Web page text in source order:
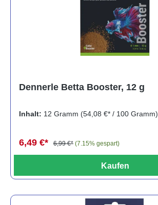
Dennerle Betta Booster, 12 g
Inhalt: 12 Gramm (54,08 €* / 100 Gramm)
6,49 €* 6,99 €* (7.15% gespart)
Kaufen